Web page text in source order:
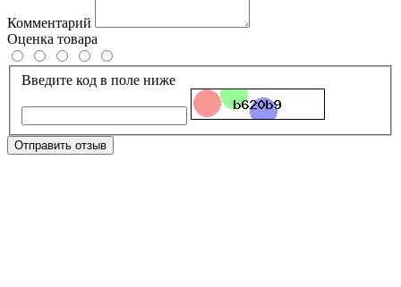
Комментарий
Оценка товара
Введите код в поле ниже
Отправить отзыв